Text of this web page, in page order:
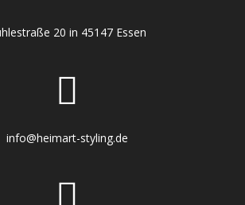
20 in 45147 Essen
info@heimart-styling.de